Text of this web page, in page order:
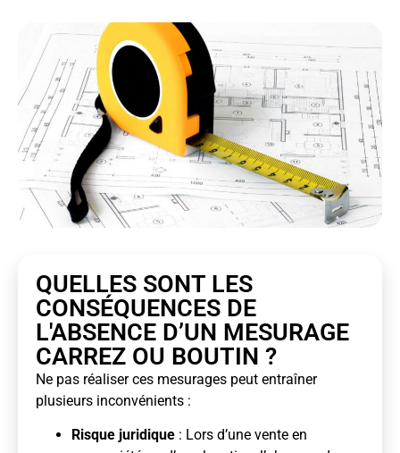
QUELLES SONT LES
CONSÉQUENCES DE
L'ABSENCE D’UN MESURAGE
CARREZ OU BOUTIN ?
Ne pas réaliser ces mesurages peut entraîner
plusieurs inconvénients :
Risque juridique : Lors d’une vente en